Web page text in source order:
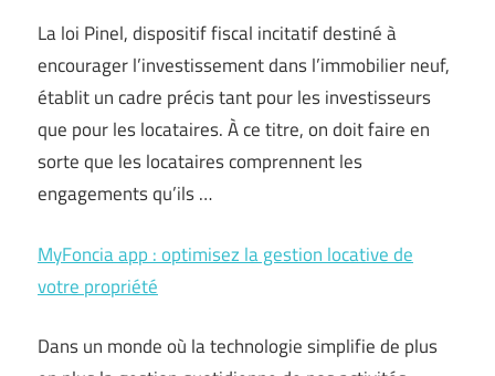
La loi Pinel, dispositif fiscal incitatif destiné à
encourager l’investissement dans l’immobilier neuf,
établit un cadre précis tant pour les investisseurs
que pour les locataires. À ce titre, on doit faire en
sorte que les locataires comprennent les
engagements qu’ils …
MyFoncia app : optimisez la gestion locative de
votre propriété
Dans un monde où la technologie simplifie de plus